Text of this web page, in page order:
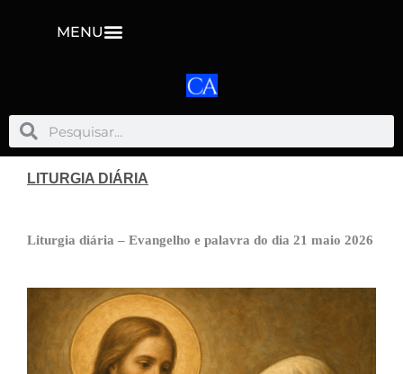
MENU
PesquisarPesquisar
LITURGIA DIÁRIA
Liturgia diária – Evangelho e palavra do dia 21 maio 2026